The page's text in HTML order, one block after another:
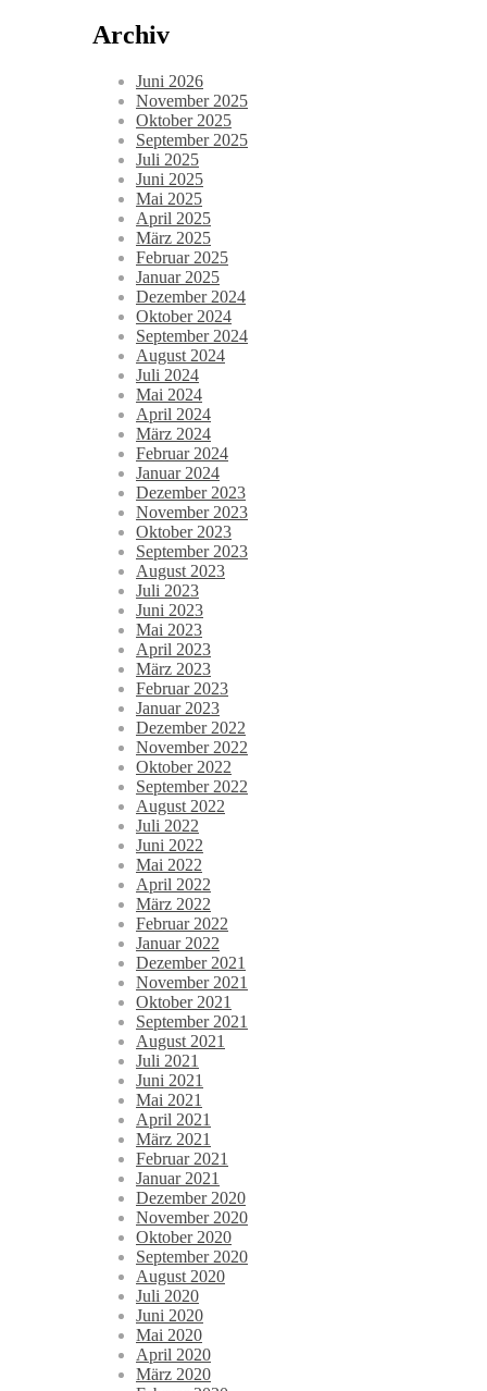
Archiv
Juni 2026
November 2025
Oktober 2025
September 2025
Juli 2025
Juni 2025
Mai 2025
April 2025
März 2025
Februar 2025
Januar 2025
Dezember 2024
Oktober 2024
September 2024
August 2024
Juli 2024
Mai 2024
April 2024
März 2024
Februar 2024
Januar 2024
Dezember 2023
November 2023
Oktober 2023
September 2023
August 2023
Juli 2023
Juni 2023
Mai 2023
April 2023
März 2023
Februar 2023
Januar 2023
Dezember 2022
November 2022
Oktober 2022
September 2022
August 2022
Juli 2022
Juni 2022
Mai 2022
April 2022
März 2022
Februar 2022
Januar 2022
Dezember 2021
November 2021
Oktober 2021
September 2021
August 2021
Juli 2021
Juni 2021
Mai 2021
April 2021
März 2021
Februar 2021
Januar 2021
Dezember 2020
November 2020
Oktober 2020
September 2020
August 2020
Juli 2020
Juni 2020
Mai 2020
April 2020
März 2020